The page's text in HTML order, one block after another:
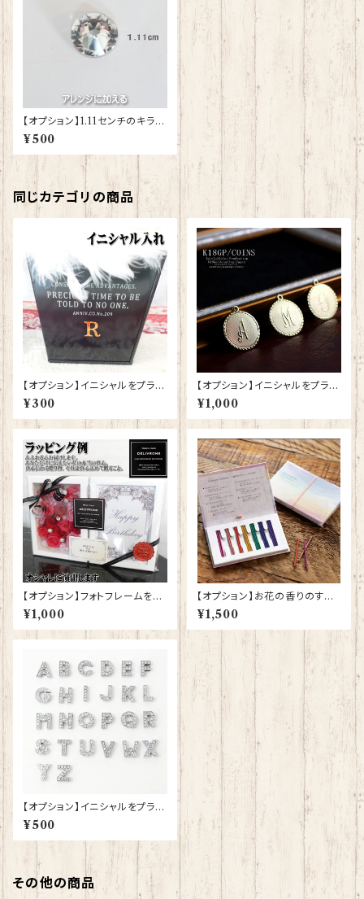
【オプション】1.11センチのキラキ
ラ スワロフスキーをアレンジに
さらにプラスする
¥500
同じカテゴリの商品
【オプション】イニシャルをプラス
する
¥300
【オプション】イニシャルをプラス
する
¥1,000
【オプション】フォトフレームを開
いて中身が見えるラッピングに
する
¥1,000
【オプション】お花の香りのする
お線香とセットにする
¥1,500
【オプション】イニシャルをプラス
する
¥500
その他の商品